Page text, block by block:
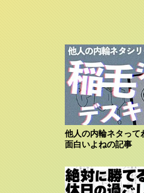
他人の内輪ネタって
面白いよねの記事